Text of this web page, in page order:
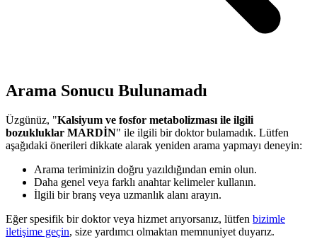
Arama Sonucu Bulunamadı
Üzgünüz, "Kalsiyum ve fosfor metabolizması ile ilgili
bozukluklar MARDİN" ile ilgili bir doktor bulamadık. Lütfen
aşağıdaki önerileri dikkate alarak yeniden arama yapmayı deneyin:
Arama teriminizin doğru yazıldığından emin olun.
Daha genel veya farklı anahtar kelimeler kullanın.
İlgili bir branş veya uzmanlık alanı arayın.
Eğer spesifik bir doktor veya hizmet arıyorsanız, lütfen bizimle
iletişime geçin, size yardımcı olmaktan memnuniyet duyarız.